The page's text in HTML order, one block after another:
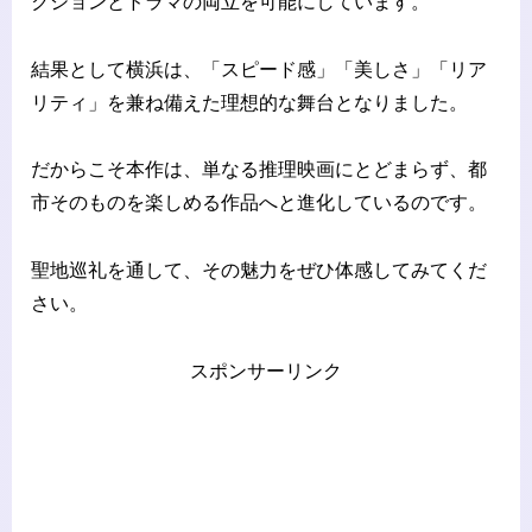
結果として横浜は、「スピード感」「美しさ」「リア
リティ」を兼ね備えた理想的な舞台となりました。
だからこそ本作は、単なる推理映画にとどまらず、都
市そのものを楽しめる作品へと進化しているのです。
聖地巡礼を通して、その魅力をぜひ体感してみてくだ
さい。
スポンサーリンク